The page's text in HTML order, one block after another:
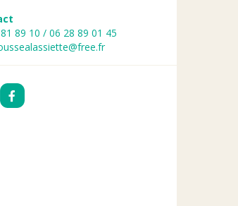
89 10 / 06 28 89 01 45